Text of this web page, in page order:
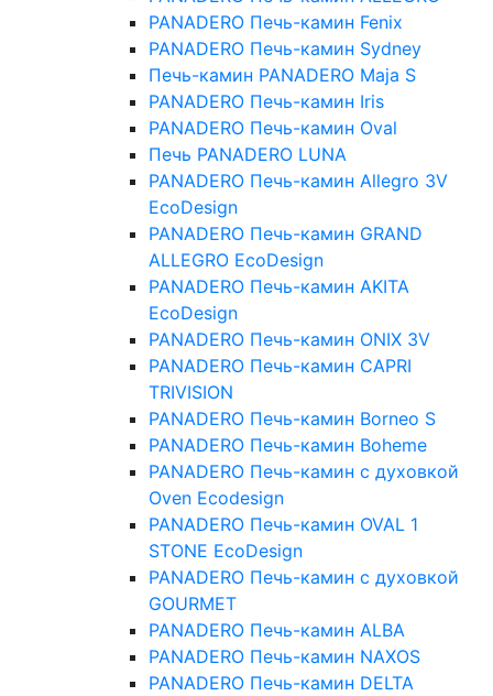
PANADERO Печь-камин Fenix
PANADERO Печь-камин Sydney
Печь-камин PANADERO Maja S
PANADERO Печь-камин Iris
PANADERO Печь-камин Oval
Печь PANADERO LUNA
PANADERO Печь-камин Allegro 3V
EcoDesign
PANADERO Печь-камин GRAND
ALLEGRO EcoDesign
PANADERO Печь-камин AKITA
EcoDesign
PANADERO Печь-камин ONIX 3V
PANADERO Печь-камин CAPRI
TRIVISION
PANADERO Печь-камин Borneo S
PANADERO Печь-камин Boheme
PANADERO Печь-камин с духовкой
Oven Ecodesign
PANADERO Печь-камин OVAL 1
STONE EcoDesign
PANADERO Печь-камин с духовкой
GOURMET
PANADERO Печь-камин ALBA
PANADERO Печь-камин NAXOS
PANADERO Печь-камин DELTA